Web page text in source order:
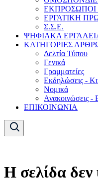
ΕΚΠΡΟΣΩΠΟΙ
ΕΡΓΑΤΙΚΗ
Σ.Σ.Ε.
ΨΗΦΙΑΚΑ
ΚΑΤΗΓΟΡΙΕΣ
Δελτία Τύπου
Γενικά
Γραμματείες
Εκδηλώσεις -
Νομικά
Ανακοινώσεις -
ΕΠΙΚΟΙΝΩΝΙΑ
Η σελίδα δεν